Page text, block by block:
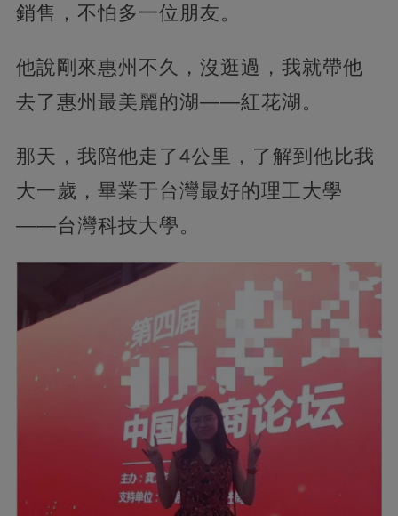
銷售，不怕多一位朋友。
他說剛來惠州不久，沒逛過，我就帶他
去了惠州最美麗的湖——紅花湖。
那天，我陪他走了4公里，了解到他比我
大一歲，畢業于台灣最好的理工大學
——台灣科技大學。